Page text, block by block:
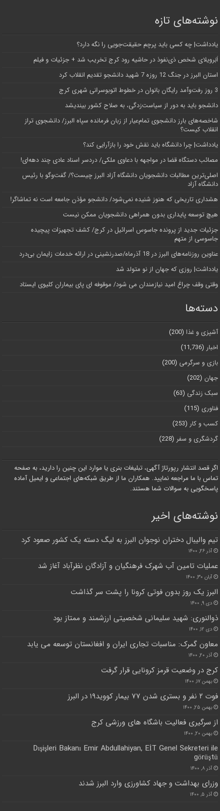
نوشته‌های تازه
یادداشت| ‌چه کسی باید پرچم حقیقت‌جویی را نگه دارد؟
اَبَر‌ویلای شخص ذی‌نفوذ در حاشیه‌ رود کرج تخریب شد + جزئیات و فیلم
استان البرز در جنگ 12 روزه 7 شهید دانشجو تقدیم انقلاب کرد
3 روز رفت‌وآمد رایگان بانوان در خطوط اتوبوسرانی شهری کرج
دانشجو باید به دور از سیاست‌زدگی، به صلاح کشور بیندیشد
شاخصه‌های بارز دانشجوی تمام‌عیار از زبان فرمانده سپاه البرز/ دانشجوی تراز
انقلاب کیست؟
یادداشت| چرا دانشگاه باید نقش خود را بازآرایی کند؟
مصائب دستگاه قضا در مواجهه با دعاوی ملکی/ دردسر اسناد عادی چند‌ دهه‌ای!
اصلی‌ترین مطالبات دانشجویان دانشگاه آزاد البرز چیست؟/ گفت‌وگو با رئیس
دانشگاه آز‌اد
هشداری تاریخی که هنوز شنیده نمی‌شود/ دانشجو مؤذن جامعه است نه تماشاگر!
هیچ توسعه پایداری بدون همراهی دانشجویان ممکن نیست
جزئیات جدید از پرونده جاسوس اسرائیل در کرج/‌ کشف تجهیزات پیچیده
جاسوسی از متهم
عناوین روزنامه‌های البرز در ‌18 آذرماه/صدرنشینی در ارائه خدمات زایمان بی‌درد
یادداشت| روزی که جهان از نو متولد شد
وقتی وقف چراغ امید نیازمندان می شود/ موقوفه ای پای بیماران کلیوی ایستاد
دسته‌ها
آشپزی و غذا (200)
اخبار (11,736)
بازی و سرگرمی (200)
جهان (202)
سبک زندگی (63)
فناوری (115)
کسب و کار (253)
گردشگری و سفر (228)
اگر قصد انتشار رپورتاژ آگهی، تبلیغات بنری یا موارد این چنین را دارید، به صفحه
تماس با ما مراجعه نمایید. همکاران ما از طریق شبکه‌های اجتماعی و ایمیل آماده
پاسخگویی به سوالات شما هستند.
نوشته‌های اخیر
تیم والیبال دختران نوجوان البرز به لیگ دسته یک کشور صعود کرد
آذر ۲۶, ۱۴۰۰
عملیات تامین آب شهرک فرهنگیان و آزادگان نظرآباد آغاز شد
آبان ۳۰, ۱۴۰۰
البرز یک روز بدون فوتی کرونا را پشت سر گذاشت
دی ۹, ۱۴۰۰
ذوالنوری: شهید سلیمانی شخصیتی ارزشمند و ممتاز بود
دی ۱۲, ۱۴۰۰
معاون گمرک: مناسبات تجاری ایران و افغانستان توسعه می یابد
آذر ۲۰, ۱۴۰۰
کرج در وضعیت قرمز کرونایی قرار گرفت
بهمن ۱۷, ۱۴۰۰
فوت ۲ نفر و بستری شدن ۷۷ بیمار کووید۱۹ در البرز
بهمن ۲۵, ۱۴۰۰
از سرگیری فعالیت باشگاه های ورزشی کرج
بهمن ۲۰, ۱۴۰۰
Dışişleri Bakanı Emir Abdullahiyan, EİT Genel Sekreteri ile
görüştü
آذر ۸, ۱۴۰۰
وزرای بهداشت و جهاد کشاورزی وارد البرز شدند
آذر ۵, ۱۴۰۰